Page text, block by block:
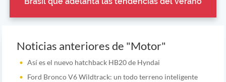
Noticias anteriores de "Motor"
Así es el nuevo hatchback HB20 de Hyndai
Ford Bronco V6 Wildtrack: un todo terreno inteligente